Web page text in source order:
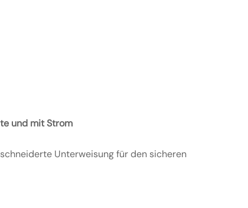
und mit Strom
Unterweisung für den sicheren